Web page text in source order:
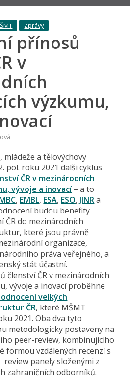
Zprávy
přínosů
v
výzkumu,
a tělovýchovy
pol. roku 2021 další cyklus
ČR v mezinárodních
vývoje a inovací– a to
, EMBL, ESA, ESO, JINRa
budou benefity
ČR do mezinárodních
které jsou právně
organizace,
práva veřejného, a
stát účastní.
členství ČR v mezinárodních
vývoje a inovací proběhne
velkých
ČR, které MŠMT
2021. Oba dva tyto
metodologicky postaveny na
peer-review, kombinujícího
formou vzdálených recenzí s
panely složenými z
zahraničních odborníků.